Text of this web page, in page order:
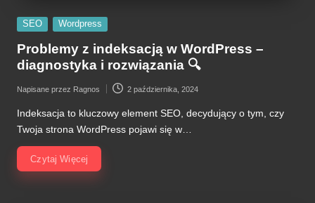
Posted
SEO Wordpress
Problemy z indeksacją w WordPress –
diagnostyka i rozwiązania 🔍
Posted
by
Napisane przez Ragnos 2 października, 2024
Indeksacja to kluczowy element SEO, decydujący o tym, czy
Twoja strona WordPress pojawi się w…
Czytaj Więcej